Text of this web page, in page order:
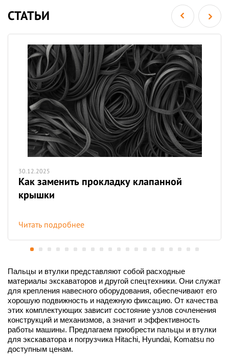
СТАТЬИ
30.12.2025
Как заменить прокладку клапанной
крышки
Читать подробнее
Пальцы и втулки представляют собой расходные
материалы экскаваторов и другой спецтехники. Они служат
для крепления навесного оборудования, обеспечивают его
хорошую подвижность и надежную фиксацию. От качества
этих комплектующих зависит состояние узлов сочленения
конструкций и механизмов, а значит и эффективность
работы машины. Предлагаем приобрести пальцы и втулки
для экскаватора и погрузчика Hitachi, Hyundai, Komatsu по
доступным ценам.